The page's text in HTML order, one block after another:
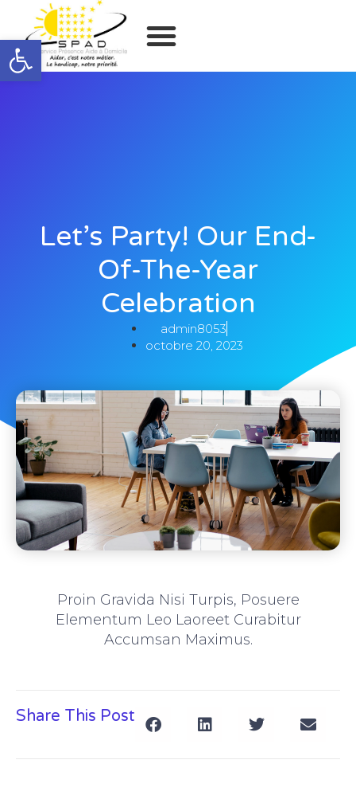
Ouvrir la barre d’outils
Let’s Party! Our End-
Of-The-Year
Celebration
admin8053
octobre 20, 2023
Proin Gravida Nisi Turpis, Posuere
Elementum Leo Laoreet Curabitur
Accumsan Maximus.
Share This Post